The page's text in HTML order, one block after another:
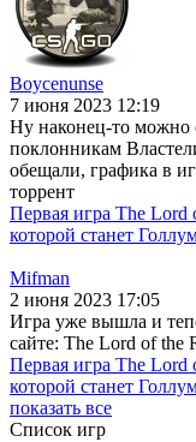
Boycenunse
7 июня 2023 12:19
Ну наконец-то можно
поклонникам
обещали, графика в
торрент
Первая игра The Lord
которой станет
Mifman
2 июня 2023 17:05
Игра уже вышла и
сайте: The Lord of the
Первая игра The Lord
которой станет
показать все
Список игр